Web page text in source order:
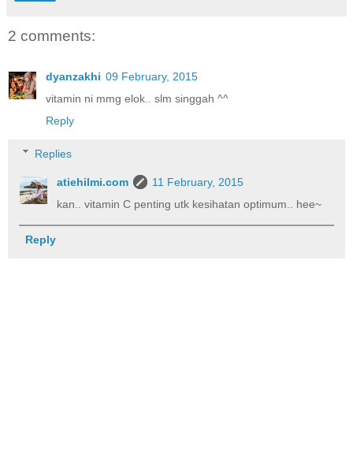
2 comments:
dyanzakhi 09 February, 2015
vitamin ni mmg elok.. slm singgah ^^
Reply
Replies
atiehilmi.com
11 February, 2015
kan.. vitamin C penting utk kesihatan optimum.. hee~
Reply